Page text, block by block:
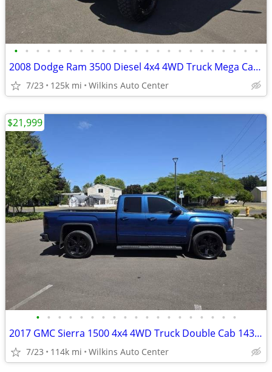
• • • • • • • • • • • • • • • • • • • • • • •
2008 Dodge Ram 3500 Diesel 4x4 4WD Truck Mega Cab 160.5 SXT Crew Pick
7/23 125k mi Wilkins Auto Center
• • • • • • • • • • • • • • • • • • •
2017 GMC Sierra 1500 4x4 4WD Truck Double Cab 143.5 Extended Cab
7/23 114k mi Wilkins Auto Center
$21,999